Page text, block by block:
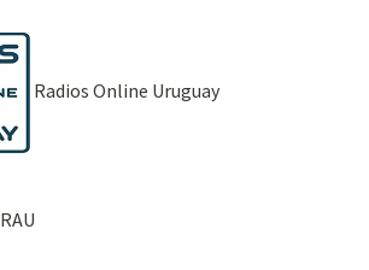
Radios Online Uruguay
RAU